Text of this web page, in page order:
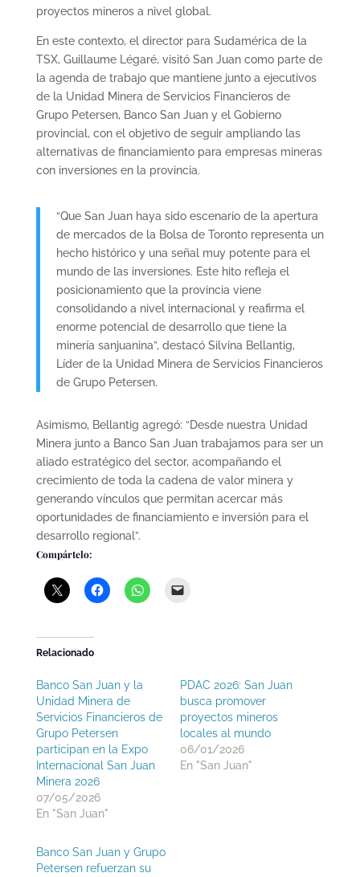
proyectos mineros a nivel global.
En este contexto, el director para Sudamérica de la
TSX, Guillaume Légaré, visitó San Juan como parte de
la agenda de trabajo que mantiene junto a ejecutivos
de la Unidad Minera de Servicios Financieros de
Grupo Petersen, Banco San Juan⁠ y el Gobierno
provincial, con el objetivo de seguir ampliando las
alternativas de financiamiento para empresas mineras
con inversiones en la provincia.
“Que San Juan haya sido escenario de la apertura
de mercados de la Bolsa de Toronto representa un
hecho histórico y una señal muy potente para el
mundo de las inversiones. Este hito refleja el
posicionamiento que la provincia viene
consolidando a nivel internacional y reafirma el
enorme potencial de desarrollo que tiene la
minería sanjuanina”, destacó Silvina Bellantig,
Líder de la Unidad Minera de Servicios Financieros
de Grupo Petersen.
Asimismo, Bellantig agregó: “Desde nuestra Unidad
Minera junto a Banco San Juan trabajamos para ser un
aliado estratégico del sector, acompañando el
crecimiento de toda la cadena de valor minera y
generando vínculos que permitan acercar más
oportunidades de financiamiento e inversión para el
desarrollo regional”.
Compártelo:
Relacionado
Banco San Juan y la
Unidad Minera de
Servicios Financieros de
Grupo Petersen
participan en la Expo
Internacional San Juan
Minera 2026
07/05/2026
En "San Juan"
PDAC 2026: San Juan
busca promover
proyectos mineros
locales al mundo
06/01/2026
En "San Juan"
Banco San Juan y Grupo
Petersen refuerzan su